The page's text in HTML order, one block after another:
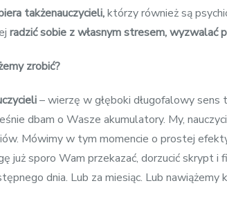
takżenauczycieli,którzy również są
radzić sobie z własnym stresem, wyzwalać
zrobić?
– wierzę w głęboki długofalowy
dbam o Wasze akumulatory. My,
Mówimy w tym momencie o prostej
już sporo Wam przekazać, dorzucić skrypt
dnia. Lub za miesiąc. Lub